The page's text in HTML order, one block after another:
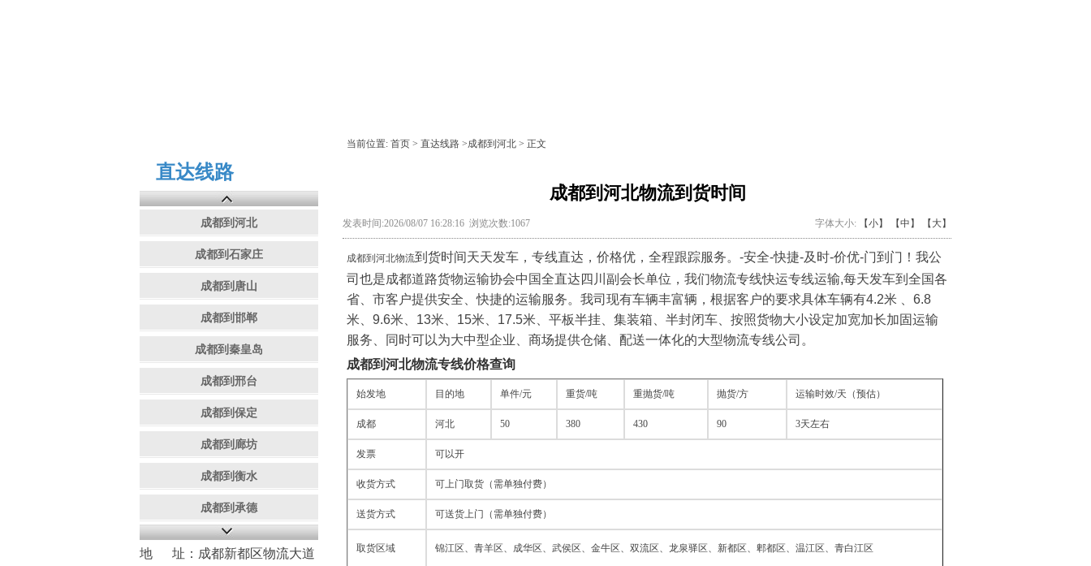
直达线路
成都到河北
成都到石家庄
成都到唐山
成都到邯郸
成都到秦皇岛
成都到邢台
成都到保定
成都到廊坊
成都到衡水
成都到承德
地 址：成都新都区物流大道
当前位置: 首页 > 直达线路 >成都到河北 > 正文
成都到河北物流到货时间
发表时间:2026/08/07 16:28:16 浏览次数:1067 字体大小: 【小】 【中】 【大】
成都到河北物流到货时间天天发车，专线直达，价格优，全程跟踪服务。-安全-快捷-及时-价优-门到门！我公
司也是成都道路货物运输协会中国全直达四川副会长单位，我们物流专线快运专线运输,每天发车到全国各
省、市客户提供安全、快捷的运输服务。我司现有车辆丰富辆，根据客户的要求具体车辆有4.2米 、6.8
米、9.6米、13米、15米、17.5米、平板半挂、集装箱、半封闭车、按照货物大小设定加宽加长加固运输
服务、同时可以为大中型企业、商场提供仓储、配送一体化的大型物流专线公司。
成都到河北物流专线价格查询
始发地 目的地 单件/元 重货/吨 重抛货/吨 抛货/方 运输时效/天（预估）
成都 河北 50 380 430 90 3天左右
发票 可以开
收货方式 可上门取货（需单独付费）
送货方式 可送货上门（需单独付费）
取货区域 锦江区、青羊区、成华区、武侯区、金牛区、双流区、龙泉驿区、新都区、郫都区、温江区、青白江区